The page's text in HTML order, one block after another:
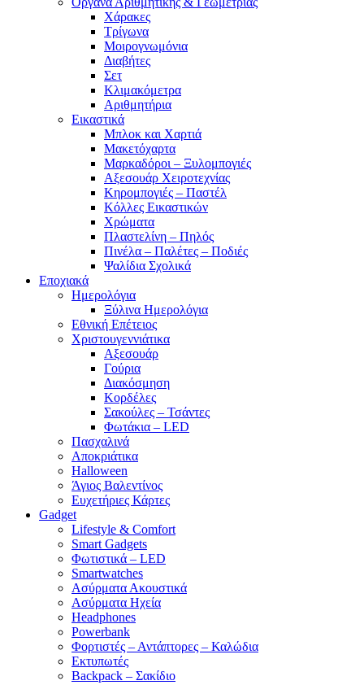
Χάρακες
Τρίγωνα
Mοιρογνωμόνια
Διαβήτες
Σετ
Κλιμακόμετρα
Αριθμητήρια
Εικαστικά
Μπλοκ και Χαρτιά
Μακετόχαρτα
Μαρκαδόροι – Ξυλομπογιές
Αξεσουάρ Χειροτεχνίας
Κηρομπογιές – Παστέλ
Κόλλες Εικαστικών
Χρώματα
Πλαστελίνη – Πηλός
Πινέλα – Παλέτες – Ποδιές
Ψαλίδια Σχολικά
Εποχιακά
Ημερολόγια
Ξύλινα Ημερολόγια
Εθνική Επέτειος
Χριστουγεννιάτικα
Αξεσουάρ
Γούρια
Διακόσμηση
Κορδέλες
Σακούλες – Τσάντες
Φωτάκια – LED
Πασχαλινά
Αποκριάτικα
Halloween
Άγιος Βαλεντίνος
Ευχετήριες Κάρτες
Gadget
Lifestyle & Comfort
Smart Gadgets
Φωτιστικά – LED
Smartwatches
Ασύρματα Ακουστικά
Ασύρματα Ηχεία
Headphones
Powerbank
Φορτιστές – Αντάπτορες – Καλώδια
Εκτυπωτές
Backpack – Σακίδιο